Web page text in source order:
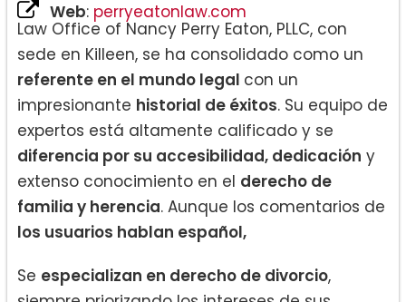
Web: perryeatonlaw.com
Law Office of Nancy Perry Eaton, PLLC, con
sede en Killeen, se ha consolidado como un
referente en el mundo legal con un
impresionante historial de éxitos. Su equipo de
expertos está altamente calificado y se
diferencia por su accesibilidad, dedicación y
extenso conocimiento en el derecho de
familia y herencia. Aunque los comentarios de
los usuarios hablan español,
Se especializan en derecho de divorcio,